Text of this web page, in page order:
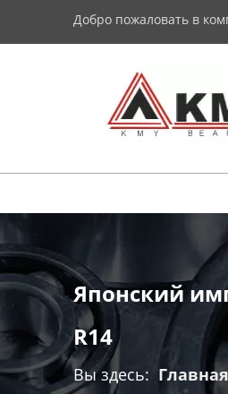
Добро пожаловать в
Японский
R14
Вы здесь: Главная